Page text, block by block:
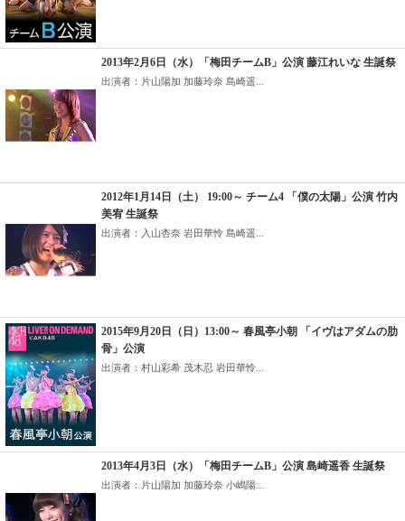
2013年2月6日（水）「梅田チームB」公演 藤江れいな 生誕祭
出演者：片山陽加 加藤玲奈 島崎遥...
2012年1月14日（土） 19:00～ チーム4 「僕の太陽」公演 竹内
美宥 生誕祭
出演者：入山杏奈 岩田華怜 島崎遥...
2015年9月20日（日）13:00～ 春風亭小朝 「イヴはアダムの肋
骨」公演
出演者：村山彩希 茂木忍 岩田華怜...
2013年4月3日（水）「梅田チームB」公演 島崎遥香 生誕祭
出演者：片山陽加 加藤玲奈 小嶋陽...